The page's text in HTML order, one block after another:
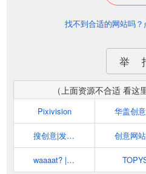
找不到合适的网站吗
举
（上面资源不合适 看这
Pixivision
搜创意|发现和分享生活中的创意
waaaat? | 创意资讯分享平台